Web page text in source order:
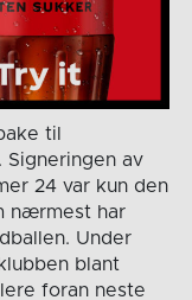
til
Signeringen av
24 var kun den
nærmest har
Under
blant
foran neste